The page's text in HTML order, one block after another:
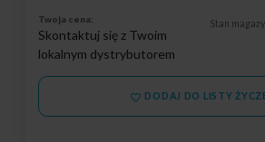
Twoja cena:
Skontaktuj się z Twoim
lokalnym dystrybutorem
Stan
DODAJ DO LISTY